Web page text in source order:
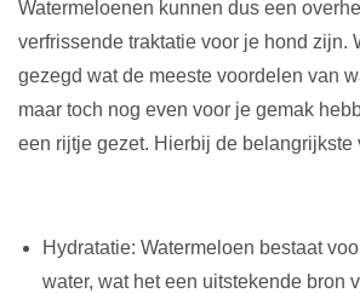
Watermeloenen kunnen dus een
verfrissende traktatie voor je hond zijn.
gezegd wat de meeste voordelen van
maar toch nog even voor je gemak
een rijtje gezet. Hierbij de belangrijkste
Hydratatie: Watermeloen bestaat
water, wat het een uitstekende bron